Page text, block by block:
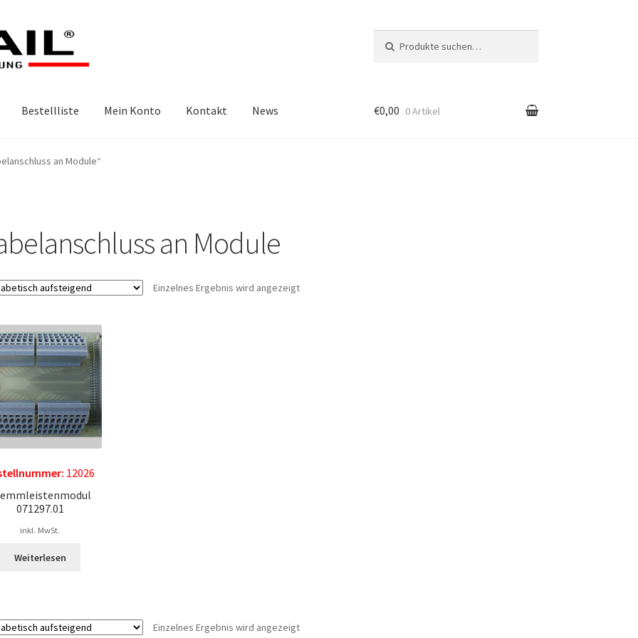
Suche
Bestellliste Mein Konto Kontakt News €0,00 0 Artikel
an Module“
an Module
Einzelnes Ergebnis wird angezeigt
12026
071297.01
inkl. MwSt.
Weiterlesen
Einzelnes Ergebnis wird angezeigt